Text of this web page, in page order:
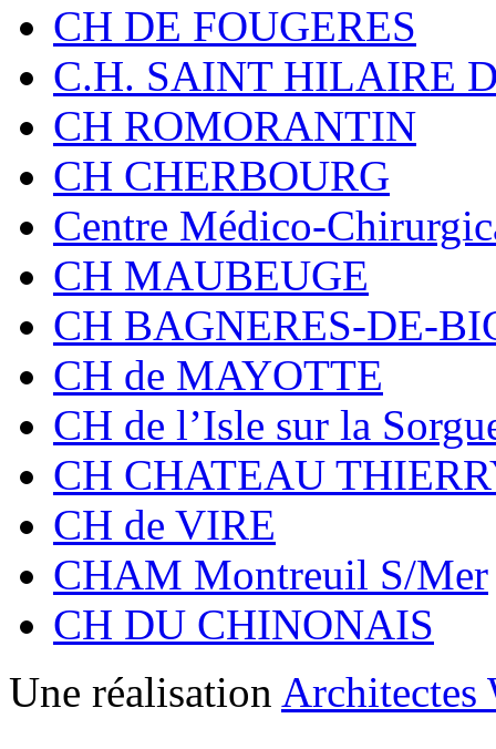
CH DE FOUGERES
C.H. SAINT HILAIRE
CH ROMORANTIN
CH CHERBOURG
Centre Médico-
CH MAUBEUGE
CH BAGNERES-­DE-­
CH de MAYOTTE
CH de l’Isle sur la
CH CHATEAU
CH de VIRE
CHAM Montreuil S/Mer
CH DU CHINONAIS
Une réalisation Architectes